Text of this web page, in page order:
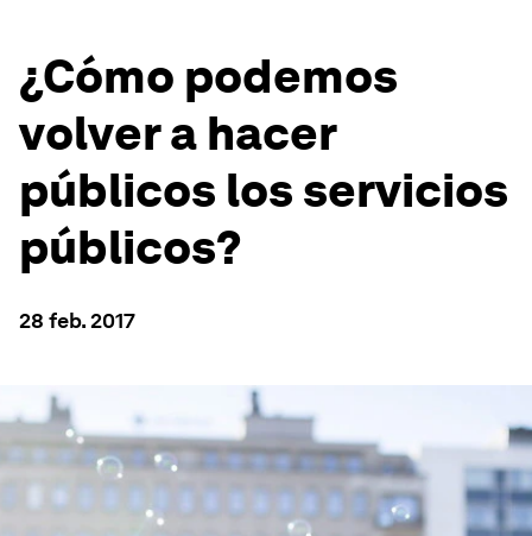
¿Cómo podemos
volver a hacer
públicos los servicios
públicos?
28 feb. 2017